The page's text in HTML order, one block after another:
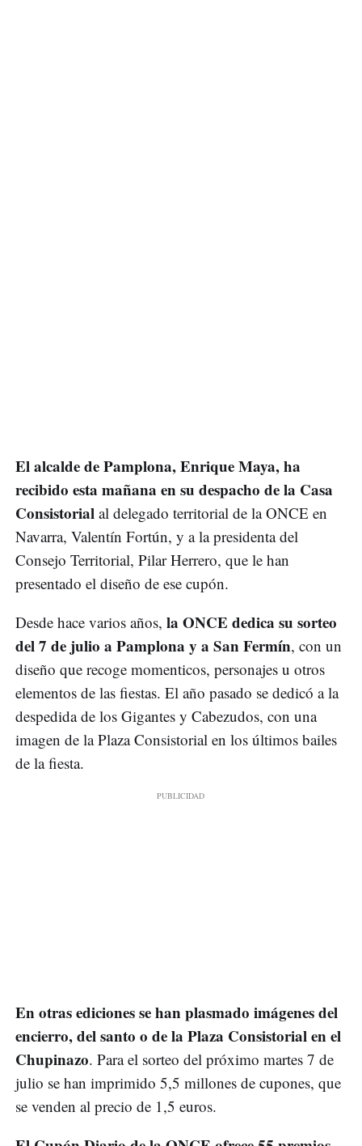
El alcalde de Pamplona, Enrique Maya, ha
recibido esta mañana en su despacho de la Casa
Consistorial al delegado territorial de la ONCE en
Navarra, Valentín Fortún, y a la presidenta del
Consejo Territorial, Pilar Herrero, que le han
presentado el diseño de ese cupón.
Desde hace varios años, la ONCE dedica su sorteo
del 7 de julio a Pamplona y a San Fermín, con un
diseño que recoge momenticos, personajes u otros
elementos de las fiestas. El año pasado se dedicó a la
despedida de los Gigantes y Cabezudos, con una
imagen de la Plaza Consistorial en los últimos bailes
de la fiesta.
En otras ediciones se han plasmado imágenes del
encierro, del santo o de la Plaza Consistorial en el
Chupinazo. Para el sorteo del próximo martes 7 de
julio se han imprimido 5,5 millones de cupones, que
se venden al precio de 1,5 euros.